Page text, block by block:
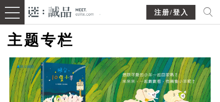
注册/登入
主题专栏